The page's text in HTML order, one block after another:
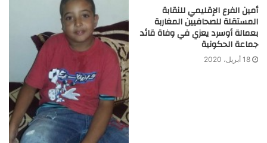
أمين الفرع الإقليمي للنقابة
المستقلة للصحافيين المغاربة
بعمالة أوسرد يعزي في وفاة قائد
جماعة الحكونية
18 أبريل، 2020